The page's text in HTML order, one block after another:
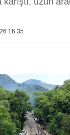
16:35